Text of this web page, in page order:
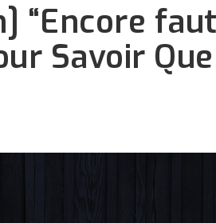
“Encore
Savoir